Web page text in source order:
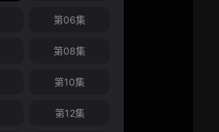
第06集
第08集
第10集
第12集